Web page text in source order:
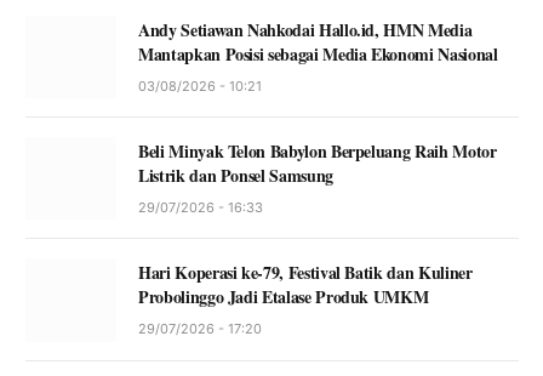
Andy Setiawan Nahkodai Hallo.id, HMN Media
Mantapkan Posisi sebagai Media Ekonomi Nasional
03/08/2026 - 10:21
Beli Minyak Telon Babylon Berpeluang Raih Motor
Listrik dan Ponsel Samsung
29/07/2026 - 16:33
Hari Koperasi ke-79, Festival Batik dan Kuliner
Probolinggo Jadi Etalase Produk UMKM
29/07/2026 - 17:20